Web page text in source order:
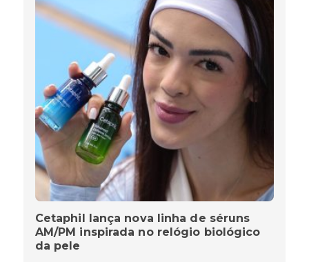
Cetaphil lança nova linha de séruns
AM/PM inspirada no relógio biológico
da pele